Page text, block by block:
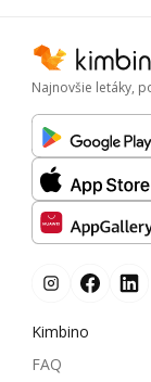
Najnovšie letáky,
Kimbino
FAQ